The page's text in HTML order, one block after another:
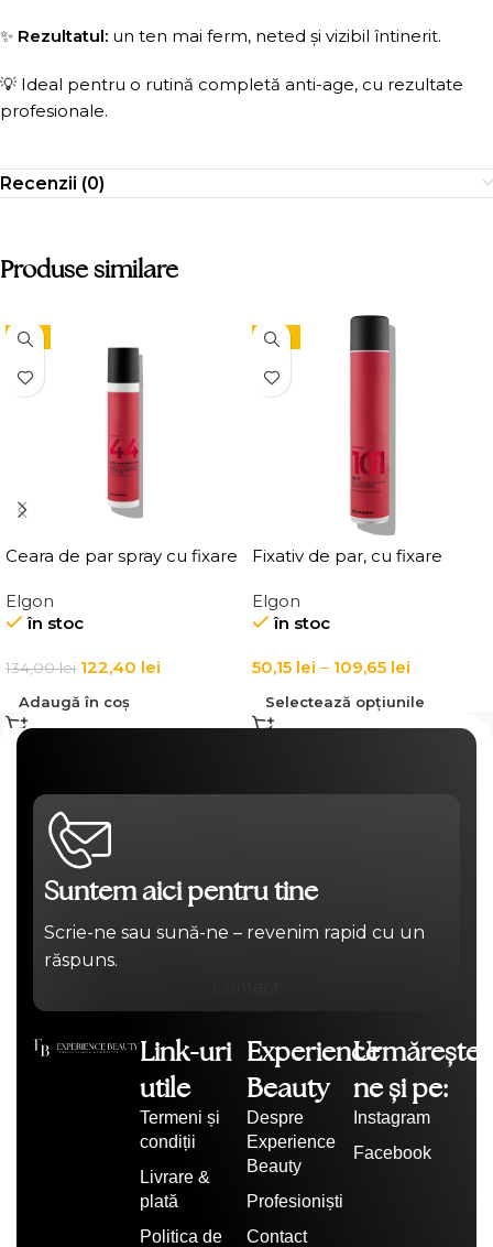
✨ Rezultatul: un ten mai ferm, neted și vizibil întinerit.
💡 Ideal pentru o rutină completă anti-age, cu rezultate
profesionale.
Recenzii (0)
Produse similare
-9%
Ceara de par spray cu fixare
Hold Spray Wax
Elgon
în stoc
134,00lei 122,40 lei
Adaugă în coș
-15%
Fixativ de par, cu fixare
Fix It Hairspray
Elgon
în stoc
50,15 lei – 109,65 lei
Selectează opțiunile
Suntem aici pentru tine
Scrie-ne sau sună-ne – revenim rapid cu un
răspuns.
Link-uri
utile
Termeni și
condiții
Livrare &
plată
Politica de
Experience
Beauty
Despre
Experience
Beauty
Profesioniști
Contact
Urmărește-
ne și pe:
Instagram
Facebook